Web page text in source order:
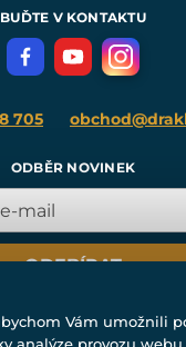
Come
BUĎTE V KONTAKTU
705
ODBĚR NOVINEK
ODEBÍRAT
Vám umožnili